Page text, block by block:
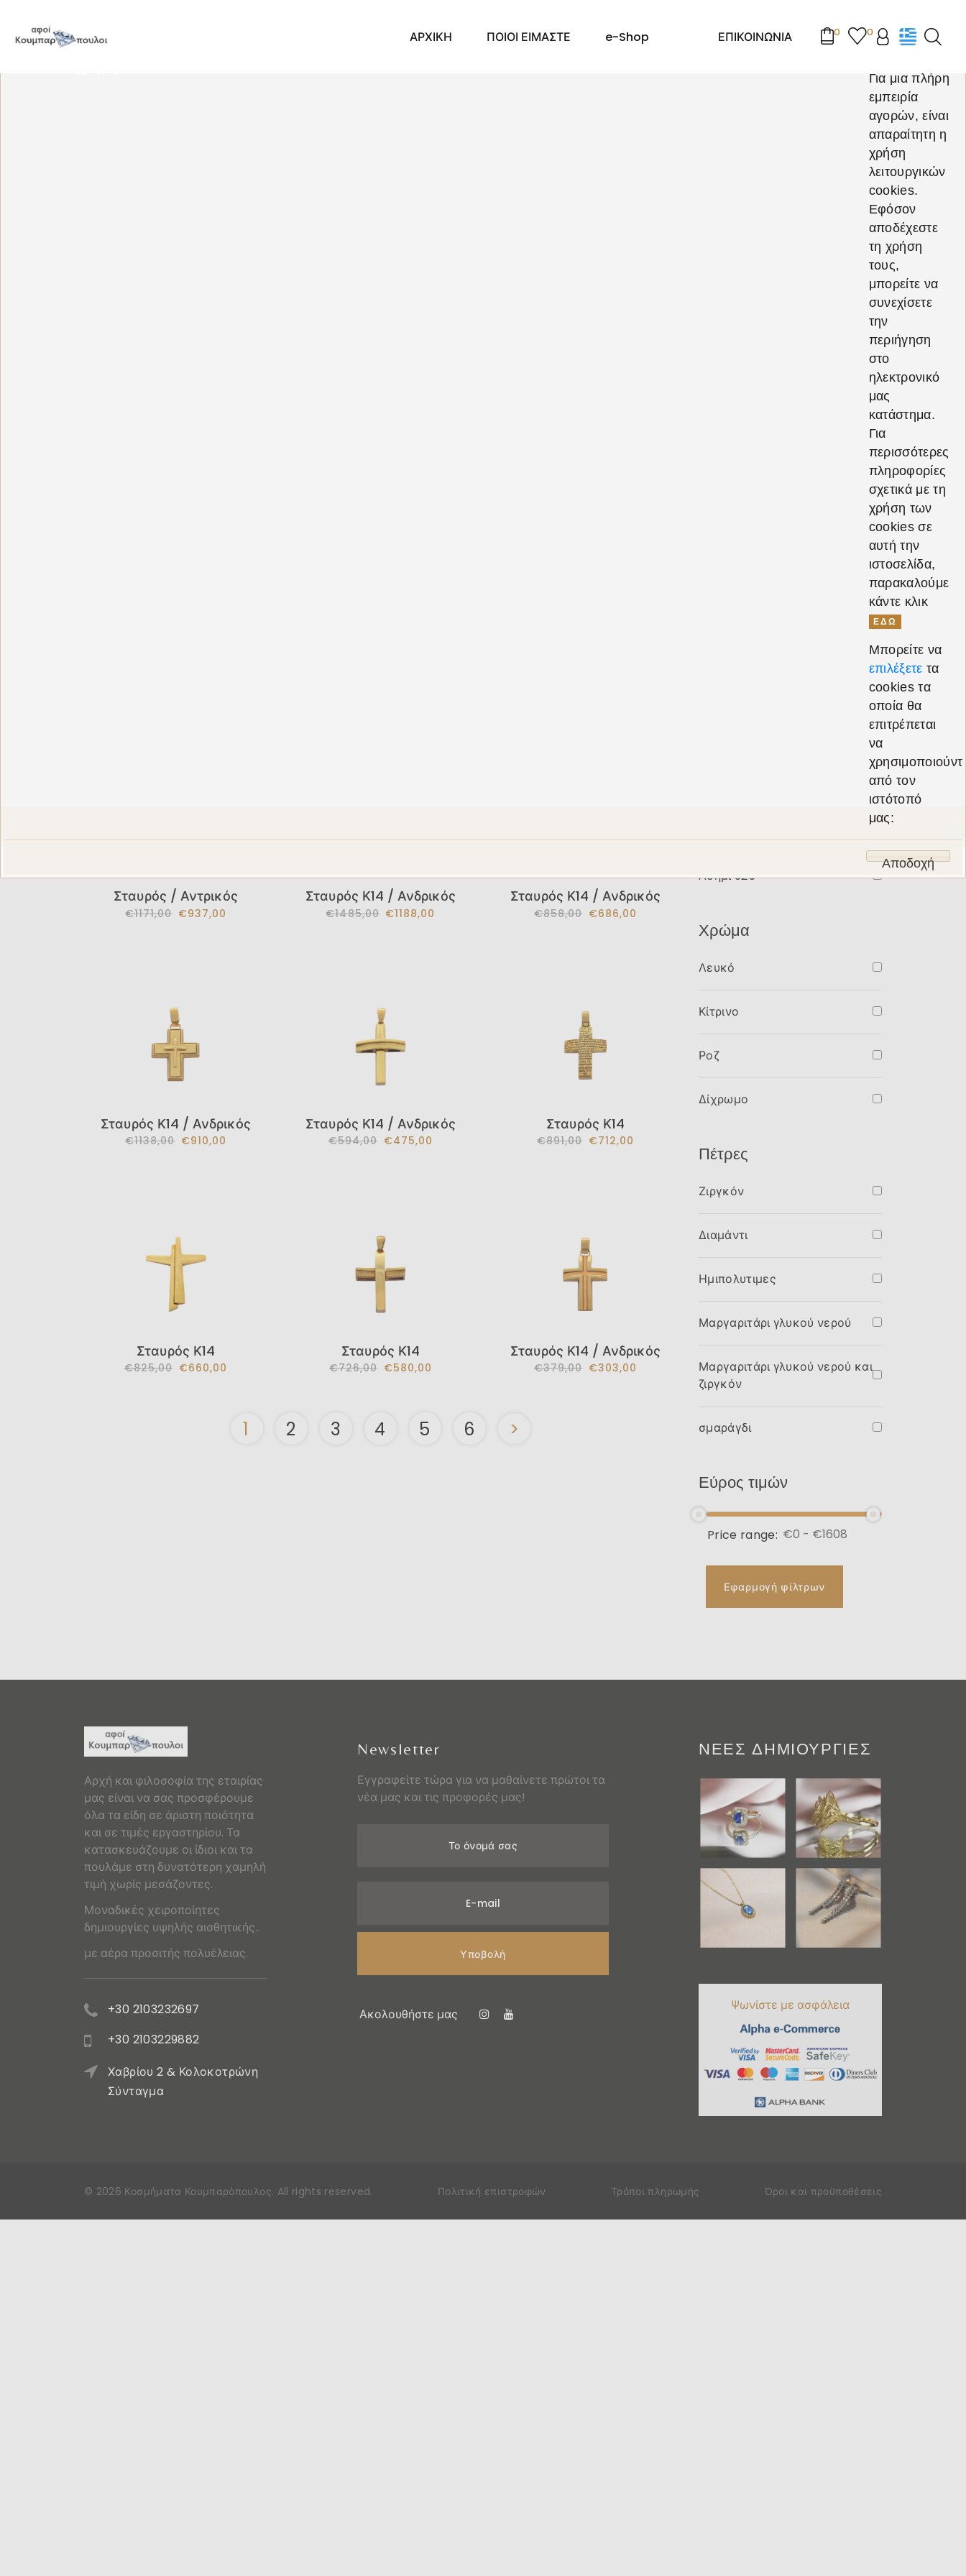
0 0
ΑΡΧΙΚΗ ΠΟΙΟΙ ΕΙΜΑΣΤΕ e-Shop ΕΠΙΚΟΙΝΩΝΙΑ
Σταυρός / Αντρικός
€1171,00 €937,00
Σταυρός Κ14 / Ανδρικός
€1485,00 €1188,00
Σταυρός Κ14 / Ανδρικός
€858,00 €686,00
Σταυρός Κ14 / Ανδρικός
€1138,00 €910,00
Σταυρός Κ14 / Ανδρικός
€594,00 €475,00
Σταυρός Κ14
€891,00 €712,00
Σταυρός Κ14
€825,00 €660,00
Σταυρός Κ14
€726,00 €580,00
Σταυρός Κ14 / Ανδρικός
€379,00 €303,00
1 2 3 4 5 6 >
Ασήμι 925
Χρώμα
Λευκό
Κίτρινο
Ροζ
Δίχρωμο
Πέτρες
Ζιργκόν
Διαμάντι
Ημιπολυτιμες
Μαργαριτάρι γλυκού νερού
Μαργαριτάρι γλυκού νερού και
ζιργκόν
σμαράγδι
Εύρος τιμών
Price range:
Εφαρμογή φίλτρων
Αρχή και φιλοσοφία της εταιρίας
μας είναι να σας προσφέρουμε
όλα τα είδη σε άριστη ποιότητα
και σε τιμές εργαστηρίου. Τα
κατασκευάζουμε οι ίδιοι και τα
πουλάμε στη δυνατότερη χαμηλή
τιμή χωρίς μεσάζοντες.
Μοναδικές χειροποίητες
δημιουργίες υψηλής αισθητικής..
με αέρα προσιτής πολυέλειας.
+30 2103232697
+30 2103229882
Χαβρίου 2 & Κολοκοτρώνη
Σύνταγμα
Newsletter
Εγγραφείτε τώρα για να μαθαίνετε πρώτοι τα
νέα μας και τις προφορές μας!
Το όνομά σας
E-mail
Υποβολή
Ακολουθήστε μας
ΝΕΕΣ ΔΗΜΙΟΥΡΓΙΕΣ
Ψωνίστε με ασφάλεια
© 2026 Κοσμήματα Κουμπαρόπουλος. All rights reserved. Πολιτική επιστροφών Τρόποι πληρωμής Όροι και προϋποθέσεις
Για μια πλήρη
εμπειρία
αγορών, είναι
απαραίτητη η
χρήση
λειτουργικών
cookies.
Εφόσον
αποδέχεστε
τη χρήση
τους,
μπορείτε να
συνεχίσετε
την
περιήγηση
στο
ηλεκτρονικό
μας
κατάστημα.
Για
περισσότερες
πληροφορίες
σχετικά με τη
χρήση των
cookies σε
αυτή την
ιστοσελίδα,
παρακαλούμε
κάντε κλικ
ΕΔΩ
Μπορείτε να
επιλέξετε τα
cookies τα
οποία θα
επιτρέπεται
να
από τον
ιστότοπό
μας:
Αποδοχή